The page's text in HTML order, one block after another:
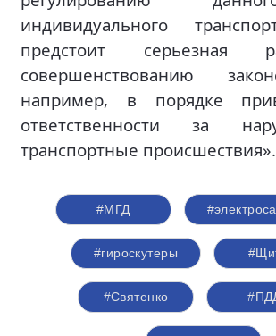
индивидуального
предстоит серьезная
совершенствованию
например, в порядке
ответственности за
транспортные происшествия».
#МГД
#гироскутеры
#Святенко